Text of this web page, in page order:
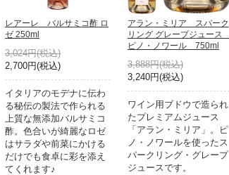
レアーレ バルサミコ酢 ロ
ゼ 250ml
3,024円(税込)
2,700円(税込)
イタリアのモデナに伝わ
る秘伝の製法で作られる
上質な無添加バルサミコ
酢。色合いが綺麗なロゼ
はサラダや前菜にかける
だけでも食卓に彩を添え
てくれます♪
アラン・ミリア スパーク
リング グレープジュース
ピノ・ノワール 750ml
3,888円(税込)
3,240円(税込)
ワイン用ブドウで造られ
たプレミアムジュース
「アラン・ミリア」。ピ
ノ・ノワールを使ったス
パークリング・グレープ
ジュースです。